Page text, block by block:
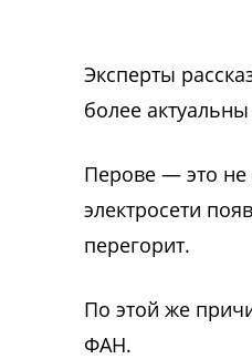
Эксперты
более
Перове — это не
электросети
перегорит.
По этой же
ФАН.